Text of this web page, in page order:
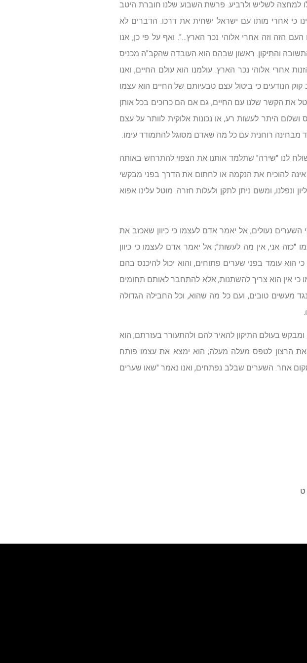
למחצה לשליש ולרביע. פרשת השבוע שלנו חוברת היטב
כי אחרי מותו עם ישראל ישחית את דרכו. הדברים לא
הזה וזה אחרי אלוהי נכר הארץ…". ואף על פי כן, אנו
והתיקון. ראשון שבהם הוא העובדה שהקב"ה מכניס
אחרי אלוהי נכר הארץ. עולמנו הוא עולם החיים, ואנו
הנודעים כי ביטול עצם טבעיותם של החיים הוא עצמו
את הקשר שלנו עם החיים, גם אם הם כרוכים בכל אותן
היתר לעשות רע, או נכונות אלוקית לוותר על עצם
מבחינה רוחנית עם כל מה שאדם מסוגל להתמודד עימו.
לנו "שירה" שתלמד אותנו את הצפוי להתרחש באותה
להוכיח את הנקמה או לחתום את הדרך בפני מבקשי
ונפלנו, ומשם ניתן לתקן ולעלות חזרה. מוטל עלינו אפוא
נעולים; אל יאמר אדם לעצמו כי כיוון שאכזב את
אני, אין מה לעשות"; אל יאמר אדם לעצמו כי כיוון
הוא עומד בפני שערים פתוחים, והוא יכול להיכנס בהם
כי אין הוא צריך להשתנות, אלא להתחבר לאותם תחומים
מעשים טובים, ועם כל מה שהוא, וכל החבילה הגדולה
בעולם התיקון להאיר להם ולהתעורר בעזרתם; הוא
ואת הרצון לטפס מעלה מעלה; הוא ימצא את עצמו פותח
אחר. השערים שבלב נפתחים, ואנו נאמר "שאו שערים